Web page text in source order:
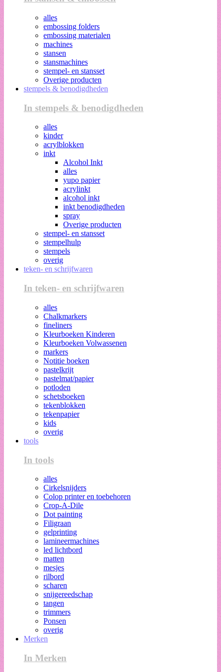
alles
embossing folders
embossing materialen
machines
stansen
stansmachines
stempel- en stansset
Overige producten
stempels & benodigdheden
In stempels & benodigdheden
alles
kinder
acrylblokken
inkt
Alcohol Inkt
alles
yupo papier
acrylinkt
alcohol inkt
inkt benodigdheden
spray
Overige producten
stempel- en stansset
stempelhulp
stempels
overig
teken- en schrijfwaren
In teken- en schrijfwaren
alles
Chalkmarkers
fineliners
Kleurboeken Kinderen
Kleurboeken Volwassenen
markers
Notitie boeken
pastelkrijt
pastelmat/papier
potloden
schetsboeken
tekenblokken
tekenpapier
kids
overig
tools
In tools
alles
Cirkelsnijders
Colop printer en toebehoren
Crop-A-Dile
Dot painting
Filigraan
gelprinting
lamineermachines
led lichtbord
matten
mesjes
rilbord
scharen
snijgereedschap
tangen
trimmers
Ponsen
overig
Merken
In Merken